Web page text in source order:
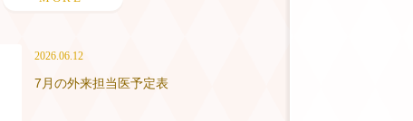
2026.06.12
7月の外来担当医予定表